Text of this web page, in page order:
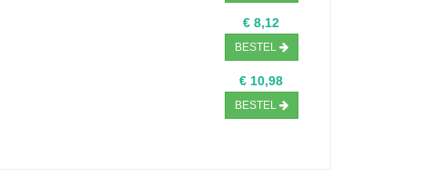
€ 8,12
BESTEL
€ 10,98
BESTEL